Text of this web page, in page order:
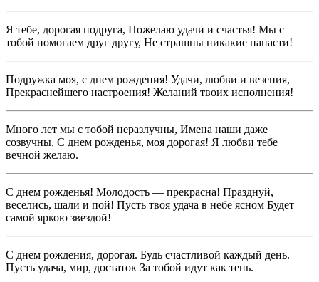
Я тебе, дорогая подруга, Пожелаю удачи и счастья! Мы с
тобой помогаем друг другу, Не страшны никакие напасти!
Подружка моя, с днем рождения! Удачи, любви и везения,
Прекраснейшего настроения! Желаний твоих исполнения!
Много лет мы с тобой неразлучны, Имена наши даже
созвучны, С днем рожденья, моя дорогая! Я любви тебе
вечной желаю.
С днем рожденья! Молодость — прекрасна! Празднуй,
веселись, шали и пой! Пусть твоя удача в небе ясном Будет
самой яркою звездой!
С днем рождения, дорогая. Будь счастливой каждый день.
Пусть удача, мир, достаток За тобой идут как тень.